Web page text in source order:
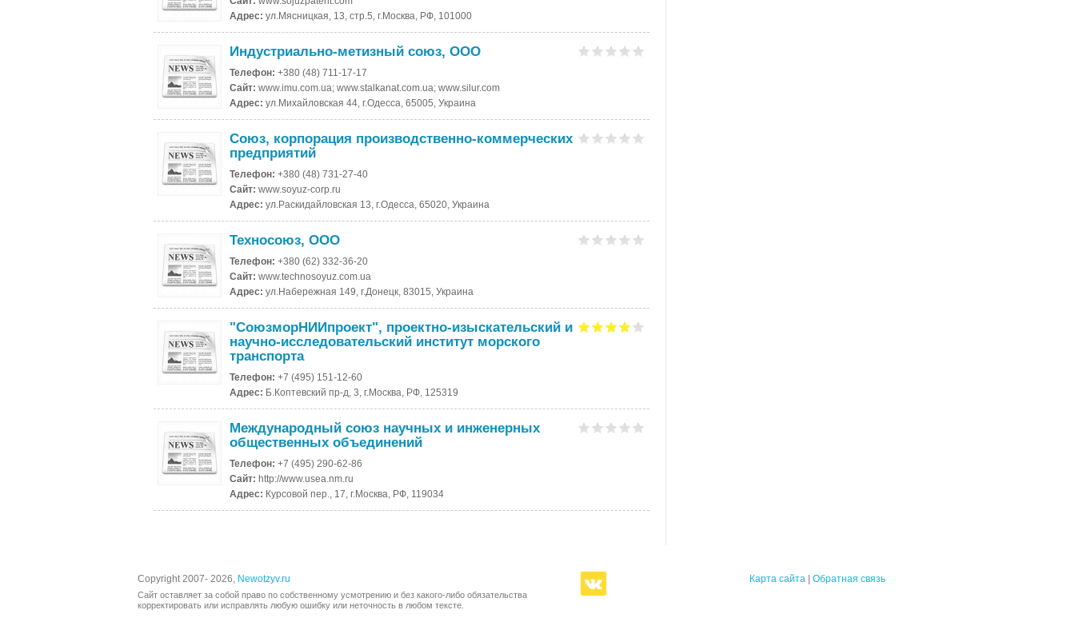
Адрес: ул.Мясницкая, 13, стр.5, г.Москва, РФ, 101000
Индустриально-метизный союз, ООО
Телефон: +380 (48) 711-17-17
Сайт: www.imu.com.ua; www.stalkanat.com.ua; www.silur.com
Адрес: ул.Михайловская 44, г.Одесса, 65005, Украина
Союз, корпорация производственно-коммерческих
предприятий
Телефон: +380 (48) 731-27-40
Сайт: www.soyuz-corp.ru
Адрес: ул.Раскидайловская 13, г.Одесса, 65020, Украина
Техносоюз, ООО
Телефон: +380 (62) 332-36-20
Сайт: www.technosoyuz.com.ua
Адрес: ул.Набережная 149, г.Донецк, 83015, Украина
"СоюзморНИИпроект", проектно-изыскательский и
научно-исследовательский институт морского
транспорта
Телефон: +7 (495) 151-12-60
Адрес: Б.Коптевский пр-д, 3, г.Москва, РФ, 125319
Международный союз научных и инженерных
общественных объединений
Телефон: +7 (495) 290-62-86
Сайт: http://www.usea.nm.ru
Адрес: Курсовой пер., 17, г.Москва, РФ, 119034
Карта сайта Обратная связь
Copyright 2007- 2026, Newotzyv.ru
Сайт оставляет за собой право по собственному усмотрению и без какого-либо обязательства
корректировать или исправлять любую ошибку или неточность в любом тексте.